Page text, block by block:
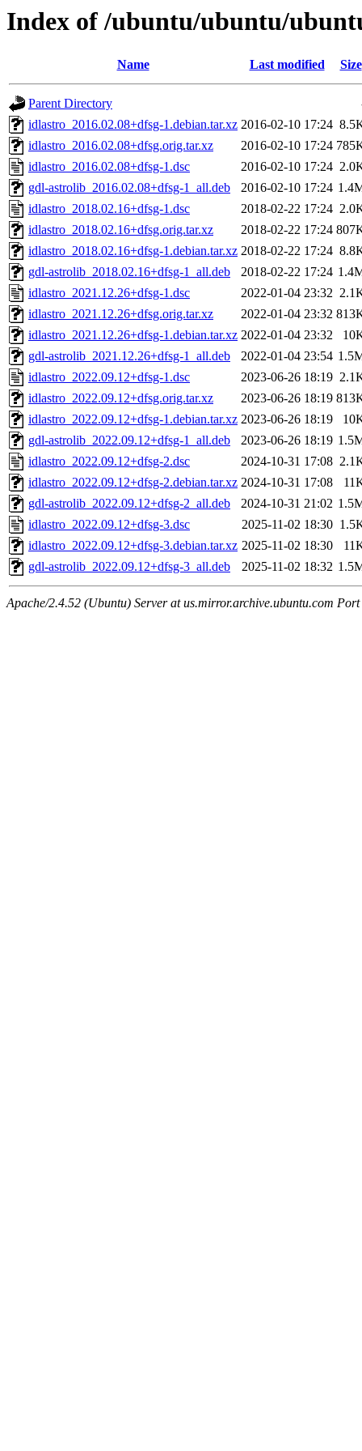
Index of /ubuntu/ubuntu/
Name Last modified Size
Parent Directory
idlastro_2016.02.08+dfsg-1.debian.tar.xz 2016-02-10 17:24
idlastro_2016.02.08+dfsg.orig.tar.xz
2016-02-10 17:24
idlastro_2016.02.08+dfsg-1.dsc
2016-02-10 17:24
gdl-astrolib_2016.02.08+dfsg-1_all.deb
2016-02-10 17:24
idlastro_2018.02.16+dfsg-1.dsc
2018-02-22 17:24
idlastro_2018.02.16+dfsg.orig.tar.xz
2018-02-22 17:24
idlastro_2018.02.16+dfsg-1.debian.tar.xz 2018-02-22 17:24
gdl-astrolib_2018.02.16+dfsg-1_all.deb
2018-02-22 17:24
idlastro_2021.12.26+dfsg-1.dsc
2022-01-04 23:32
idlastro_2021.12.26+dfsg.orig.tar.xz
2022-01-04 23:32
idlastro_2021.12.26+dfsg-1.debian.tar.xz 2022-01-04 23:32
gdl-astrolib_2021.12.26+dfsg-1_all.deb
2022-01-04 23:54
idlastro_2022.09.12+dfsg-1.dsc
2023-06-26 18:19
idlastro_2022.09.12+dfsg.orig.tar.xz
2023-06-26 18:19
idlastro_2022.09.12+dfsg-1.debian.tar.xz 2023-06-26 18:19
gdl-astrolib_2022.09.12+dfsg-1_all.deb
2023-06-26 18:19
idlastro_2022.09.12+dfsg-2.dsc
2024-10-31 17:08
idlastro_2022.09.12+dfsg-2.debian.tar.xz 2024-10-31 17:08
gdl-astrolib_2022.09.12+dfsg-2_all.deb
2024-10-31 21:02
idlastro_2022.09.12+dfsg-3.dsc
2025-11-02 18:30
idlastro_2022.09.12+dfsg-3.debian.tar.xz 2025-11-02 18:30
gdl-astrolib_2022.09.12+dfsg-3_all.deb
2025-11-02 18:32
Apache/2.4.52 (Ubuntu) Server at us.mirror.archive.ubuntu.com Port